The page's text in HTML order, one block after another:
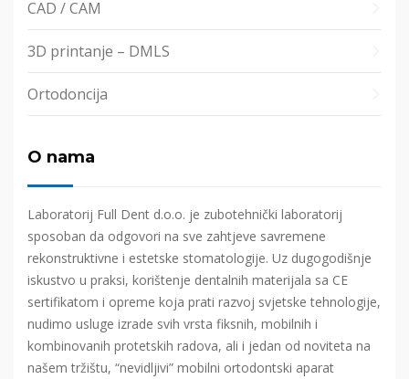
CAD / CAM
3D printanje – DMLS
Ortodoncija
O nama
Laboratorij Full Dent d.o.o. je zubotehnički laboratorij
sposoban da odgovori na sve zahtjeve savremene
rekonstruktivne i estetske stomatologije. Uz dugogodišnje
iskustvo u praksi, korištenje dentalnih materijala sa CE
sertifikatom i opreme koja prati razvoj svjetske tehnologije,
nudimo usluge izrade svih vrsta fiksnih, mobilnih i
kombinovanih protetskih radova, ali i jedan od noviteta na
našem tržištu, “nevidljivi” mobilni ortodontski aparat